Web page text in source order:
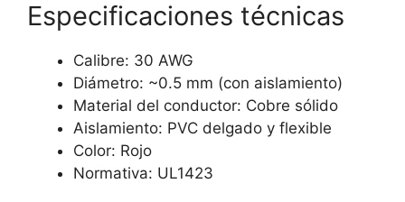
Especificaciones técnicas
Calibre: 30 AWG
Diámetro: ~0.5 mm (con aislamiento)
Material del conductor: Cobre sólido
Aislamiento: PVC delgado y flexible
Color: Rojo
Normativa: UL1423